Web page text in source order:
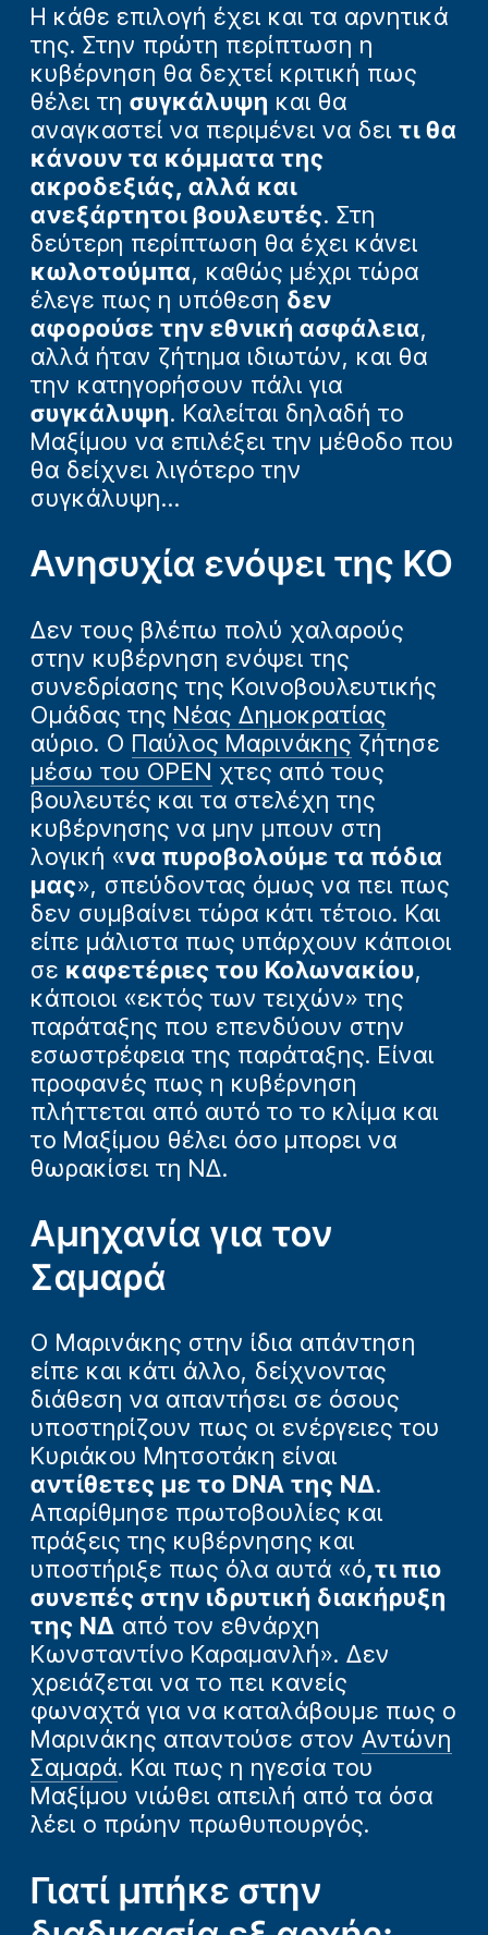
Η κάθε επιλογή έχει και τα αρνητικά
της. Στην πρώτη περίπτωση η
κυβέρνηση θα δεχτεί κριτική πως
θέλει τη συγκάλυψη και θα
αναγκαστεί να περιμένει να δει τι θα
κάνουν τα κόμματα της
ακροδεξιάς, αλλά και
ανεξάρτητοι βουλευτές. Στη
δεύτερη περίπτωση θα έχει κάνει
κωλοτούμπα, καθώς μέχρι τώρα
έλεγε πως η υπόθεση δεν
αφορούσε την εθνική ασφάλεια,
αλλά ήταν ζήτημα ιδιωτών, και θα
την κατηγορήσουν πάλι για
συγκάλυψη. Καλείται δηλαδή το
Μαξίμου να επιλέξει την μέθοδο που
θα δείχνει λιγότερο την
συγκάλυψη…
Ανησυχία ενόψει της ΚΟ
Δεν τους βλέπω πολύ χαλαρούς
στην κυβέρνηση ενόψει της
συνεδρίασης της Κοινοβουλευτικής
Ομάδας της Νέας Δημοκρατίας
αύριο. Ο Παύλος Μαρινάκης ζήτησε
μέσω του OPEN χτες από τους
βουλευτές και τα στελέχη της
κυβέρνησης να μην μπουν στη
λογική «να πυροβολούμε τα πόδια
μας», σπεύδοντας όμως να πει πως
δεν συμβαίνει τώρα κάτι τέτοιο. Και
είπε μάλιστα πως υπάρχουν κάποιοι
σε καφετέριες του Κολωνακίου,
κάποιοι «εκτός των τειχών» της
παράταξης που επενδύουν στην
εσωστρέφεια της παράταξης. Είναι
προφανές πως η κυβέρνηση
πλήττεται από αυτό το το κλίμα και
το Μαξίμου θέλει όσο μπορει να
θωρακίσει τη ΝΔ.
Αμηχανία για τον
Σαμαρά
Ο Μαρινάκης στην ίδια απάντηση
είπε και κάτι άλλο, δείχνοντας
διάθεση να απαντήσει σε όσους
υποστηρίζουν πως οι ενέργειες του
Κυριάκου Μητσοτάκη είναι
αντίθετες με το DNA της ΝΔ.
Απαρίθμησε πρωτοβουλίες και
πράξεις της κυβέρνησης και
υποστήριξε πως όλα αυτά «ό,τι πιο
συνεπές στην ιδρυτική διακήρυξη
της ΝΔ από τον εθνάρχη
Κωνσταντίνο Καραμανλή». Δεν
χρειάζεται να το πει κανείς
φωναχτά για να καταλάβουμε πως ο
Μαρινάκης απαντούσε στον Αντώνη
Σαμαρά. Και πως η ηγεσία του
Μαξίμου νιώθει απειλή από τα όσα
λέει ο πρώην πρωθυπουργός.
Γιατί μπήκε στην